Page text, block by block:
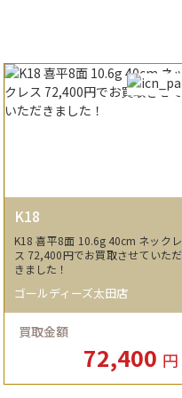
K18
K18 喜平8面 10.6g 40cm ネックレ
ス 72,400円でお買取させていただ
きました！
ゴールディーズ太田店
買取金額
72,400 円